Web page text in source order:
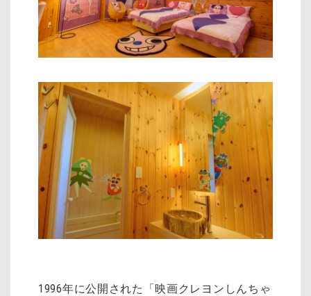
1996年に公開された「映画クレヨンしんちゃ